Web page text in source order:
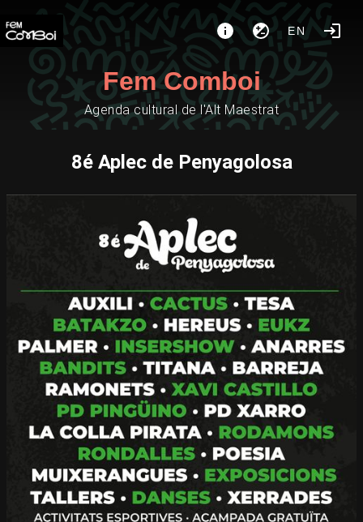
EN
Fem Comboi
Agenda cultural de l'Alt Maestrat
8é Aplec de Penyagolosa